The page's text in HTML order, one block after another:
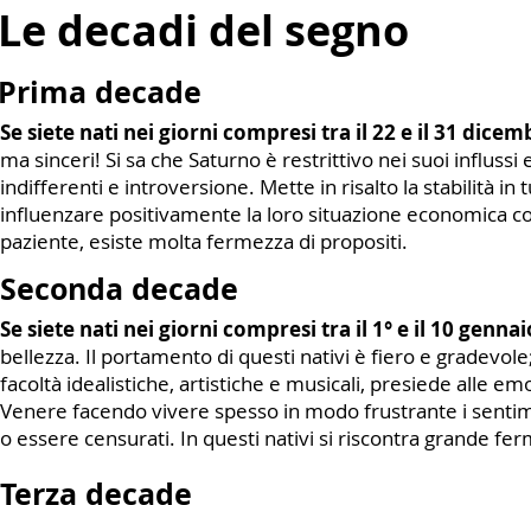
decadi del segno
decade
Se siete nati nei giorni compresi tra il 22 e il 31
ma sinceri! Si sa che Saturno è restrittivo nei suoi
indifferenti e introversione. Mette in risalto la stabilità in
influenzare positivamente la loro situazione economica
paziente, esiste molta fermezza di propositi.
Seconda decade
Se siete nati nei giorni compresi tra il 1° e il 10
bellezza. Il portamento di questi nativi è fiero e
facoltà idealistiche, artistiche e musicali, presiede alle
Venere facendo vivere spesso in modo frustrante i
o essere censurati. In questi nativi si riscontra grande
Terza decade